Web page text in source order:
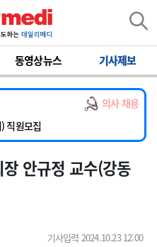
동영상뉴스 기사제보
의사 채용
기제 임상의사 채용
급전담) 계약직 의사 공개채용
직원모집
1년차) 모집
집
제 임상의사 채용
안규정 교수(강동
기사입력 2024.10.23 12:00